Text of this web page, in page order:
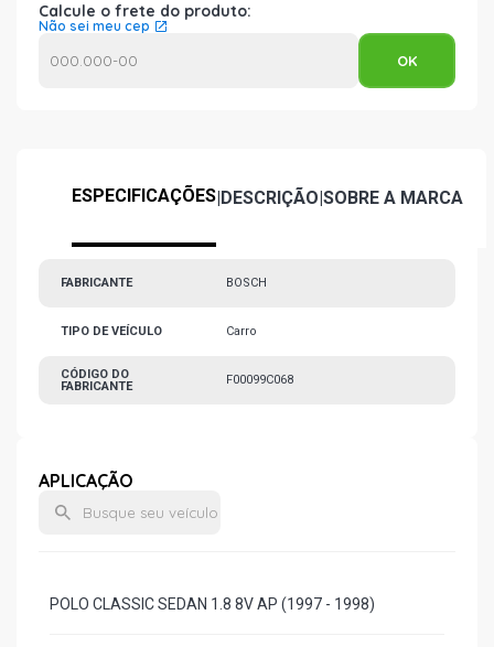
Calcule o frete do produto:
Não sei meu cep
ESPECIFICAÇÕES|DESCRIÇÃO|SOBRE A MARCA
FABRICANTE BOSCH
TIPO DE VEÍCULO Carro
CÓDIGO DO
FABRICANTE
F00099C068
APLICAÇÃO
POLO CLASSIC SEDAN 1.8 8V AP (1997 - 1998)